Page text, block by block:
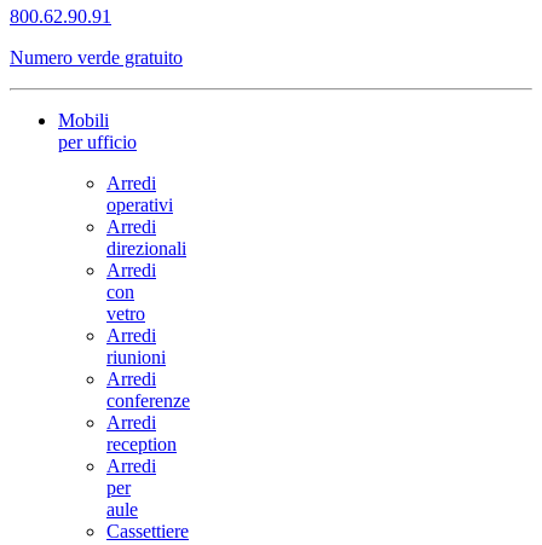
800.62.90.91
Numero verde gratuito
Mobili
per ufficio
Arredi
operativi
Arredi
direzionali
Arredi
con
vetro
Arredi
riunioni
Arredi
conferenze
Arredi
reception
Arredi
per
aule
Cassettiere